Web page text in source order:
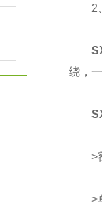
2、
绕，
>额
>单